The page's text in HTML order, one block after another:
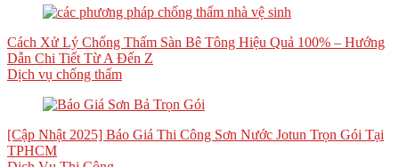
Cách Xử Lý Chống Thấm Sàn Bê Tông Hiệu Quả 100% – Hướng
Dẫn Chi Tiết Từ A Đến Z
Dịch vụ chống thấm
[Cập Nhật 2025] Báo Giá Thi Công Sơn Nước Jotun Trọn Gói Tại
TPHCM